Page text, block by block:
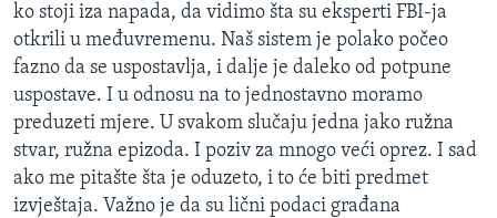
ko stoji iza napada, da vidimo šta su eksperti FBI-ja
otkrili u međuvremenu. Naš sistem je polako počeo
fazno da se uspostavlja, i dalje je daleko od potpune
uspostave. I u odnosu na to jednostavno moramo
preduzeti mjere. U svakom slučaju jedna jako ružna
stvar, ružna epizoda. I poziv za mnogo veći oprez. I sad
ako me pitašte šta je oduzeto, i to će biti predmet
izvještaja. Važno je da su lični podaci građana